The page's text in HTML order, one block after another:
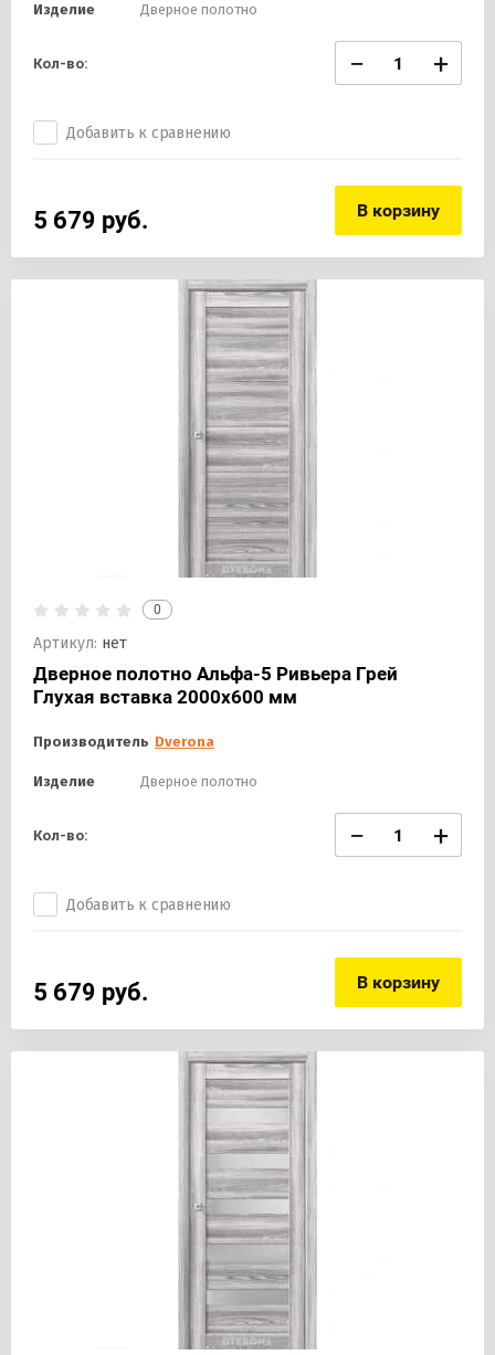
Изделие Дверное полотно
Кол-во: − +
Добавить к сравнению
5 679 руб. В корзину
0
Артикул: нет
Дверное полотно Альфа-5 Ривьера Грей
Глухая вставка 2000х600 мм
Производитель Dverona
Изделие Дверное полотно
Кол-во: − +
Добавить к сравнению
5 679 руб. В корзину